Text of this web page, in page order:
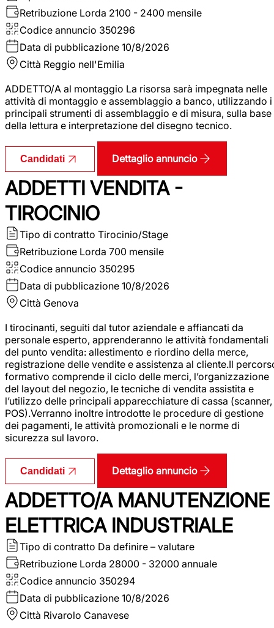
Retribuzione Lorda 2100 - 2400 mensile
Codice annuncio 350296
Data di pubblicazione 10/8/2026
Città Reggio nell'Emilia
ADDETTO/A al montaggio La risorsa sarà impegnata nelle
attività di montaggio e assemblaggio a banco, utilizzando i
principali strumenti di assemblaggio e di misura, sulla base
della lettura e interpretazione del disegno tecnico.
Candidati Dettaglio annuncio
ADDETTI VENDITA -
TIROCINIO
Tipo di contratto Tirocinio/Stage
Retribuzione Lorda 700 mensile
Codice annuncio 350295
Data di pubblicazione 10/8/2026
Città Genova
I tirocinanti, seguiti dal tutor aziendale e affiancati da
personale esperto, apprenderanno le attività fondamentali
del punto vendita: allestimento e riordino della merce,
registrazione delle vendite e assistenza al cliente.Il
formativo comprende il ciclo delle merci, l’organizzazione
del layout del negozio, le tecniche di vendita assistita e
l’utilizzo delle principali apparecchiature di cassa (scanner,
POS).Verranno inoltre introdotte le procedure di gestione
dei pagamenti, le attività promozionali e le norme di
sicurezza sul lavoro.
Candidati Dettaglio annuncio
ADDETTO/A MANUTENZIONE
ELETTRICA INDUSTRIALE
Tipo di contratto Da definire – valutare
Retribuzione Lorda 28000 - 32000 annuale
Codice annuncio 350294
Data di pubblicazione 10/8/2026
Città Rivarolo Canavese